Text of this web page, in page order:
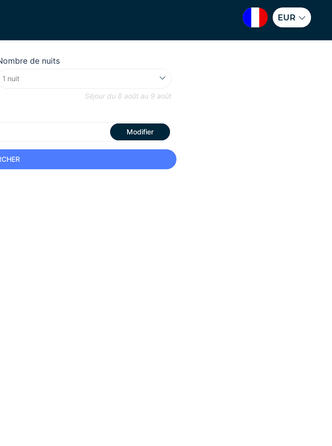
EUR
de nuits
Séjour du 8 août au 9 août
Modifier